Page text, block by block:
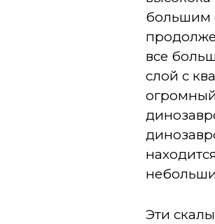
большим
все
слой с
огромный
Эти